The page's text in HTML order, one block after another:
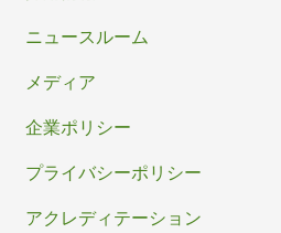
ッ
タ
ー
ニュースルーム
メディア
企業ポリシー
プライバシーポリシー
アクレディテーション